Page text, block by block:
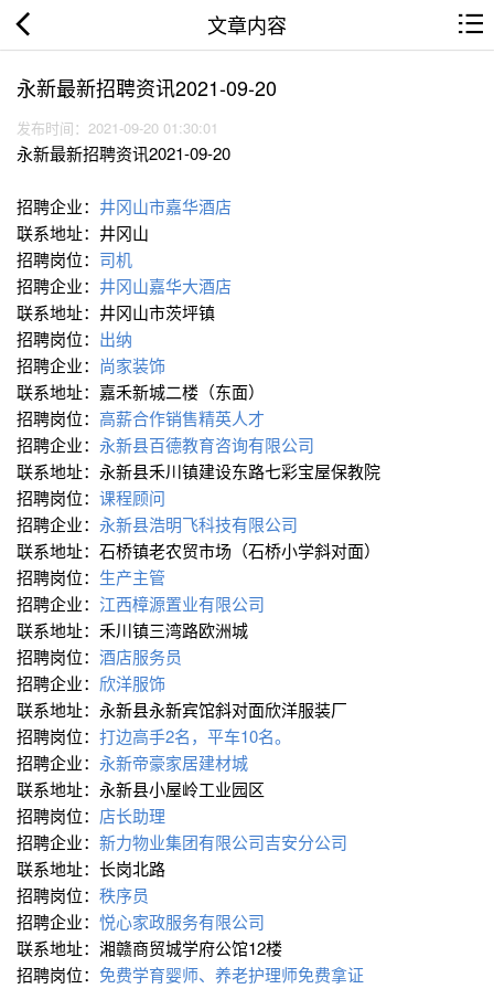
文章内容
永新最新招聘资讯2021-09-20
发布时间：2021-09-20 01:30:01
永新最新招聘资讯2021-09-20
招聘企业： 井冈山市嘉华酒店
联系地址：井冈山
招聘岗位： 司机
招聘企业： 井冈山嘉华大酒店
联系地址：井冈山市茨坪镇
招聘岗位： 出纳
招聘企业： 尚家装饰
联系地址：嘉禾新城二楼（东面）
招聘岗位： 高薪合作销售精英人才
招聘企业： 永新县百德教育咨询有限公司
联系地址：永新县禾川镇建设东路七彩宝屋保教院
招聘岗位： 课程顾问
招聘企业： 永新县浩明飞科技有限公司
联系地址：石桥镇老农贸市场（石桥小学斜对面）
招聘岗位： 生产主管
招聘企业： 江西樟源置业有限公司
联系地址：禾川镇三湾路欧洲城
招聘岗位： 酒店服务员
招聘企业： 欣洋服饰
联系地址：永新县永新宾馆斜对面欣洋服装厂
招聘岗位： 打边高手2名，平车10名。
招聘企业： 永新帝豪家居建材城
联系地址：永新县小屋岭工业园区
招聘岗位： 店长助理
招聘企业： 新力物业集团有限公司吉安分公司
联系地址：长岗北路
招聘岗位： 秩序员
招聘企业： 悦心家政服务有限公司
联系地址：湘赣商贸城学府公馆12楼
招聘岗位： 免费学育婴师、养老护理师免费拿证